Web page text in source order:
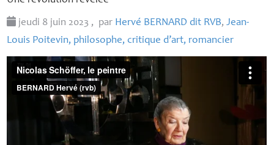
jeudi 8 juin 2023 , par Hervé BERNARD dit RVB,Jean-
Louis Poitevin, philosophe, critique d’art, romancier